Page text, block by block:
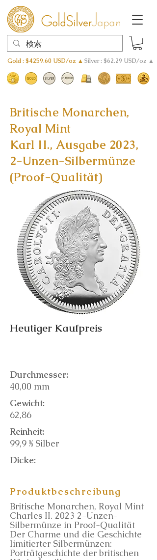
Gold : $4259.60 USD/oz ▲ Silver : $62.29 USD/oz ▲
Britische Monarchen,
Royal Mint
Karl II., Ausgabe 2023,
2-Unzen-Silbermünze
(Proof-Qualität)
Heutiger Kaufpreis
Durchmesser:
40,00 mm
Gewicht:
62,86
Reinheit:
99,9 % Silber
Dicke:
Produktbeschreibung
Britische Monarchen, Royal Mint
Charles II. 2023 2-Unzen-
Silbermünze in Proof-Qualität
Der Charme und die Geschichte
limitierter Silbermünzen:
Porträtgeschichte der britischen